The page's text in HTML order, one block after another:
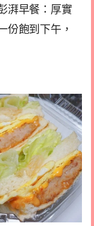
湃早餐：厚實
份飽到下午，